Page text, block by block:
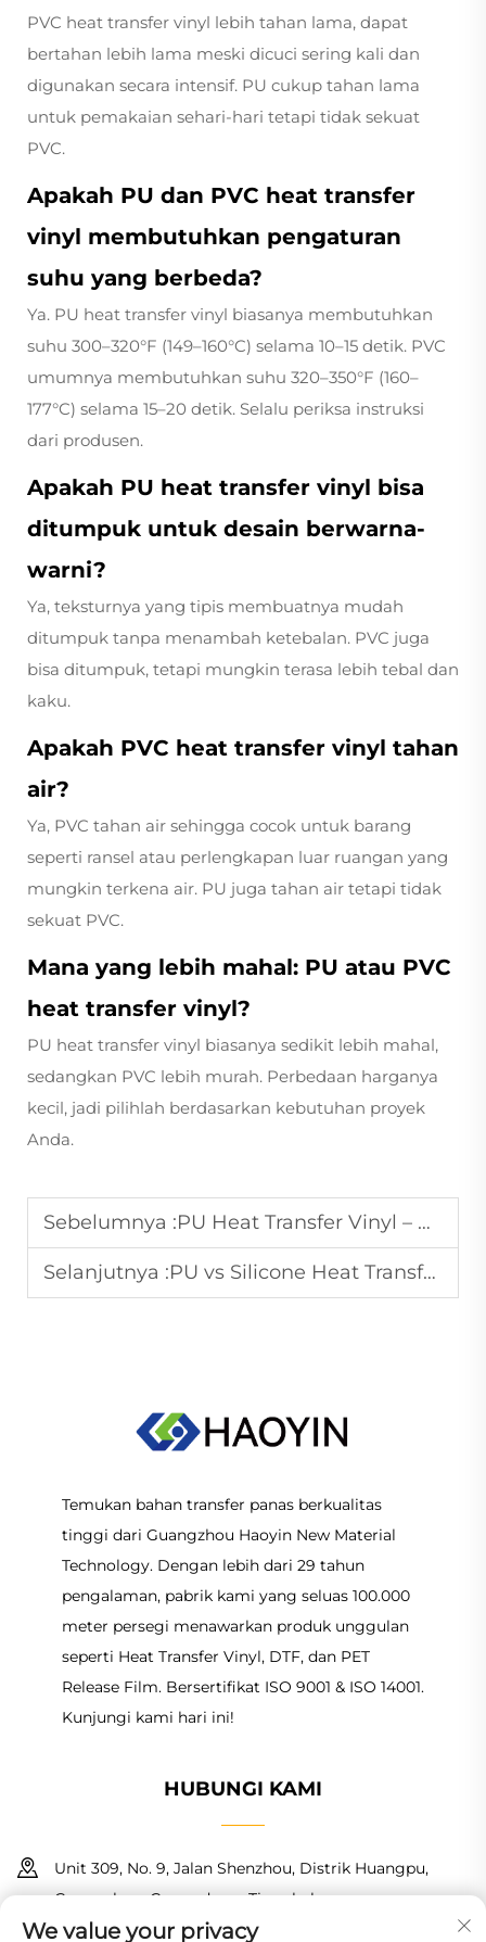
PVC heat transfer vinyl lebih tahan lama, dapat
bertahan lebih lama meski dicuci sering kali dan
digunakan secara intensif. PU cukup tahan lama
untuk pemakaian sehari-hari tetapi tidak sekuat
PVC.
Apakah PU dan PVC heat transfer
vinyl membutuhkan pengaturan
suhu yang berbeda?
Ya. PU heat transfer vinyl biasanya membutuhkan
suhu 300–320°F (149–160°C) selama 10–15 detik. PVC
umumnya membutuhkan suhu 320–350°F (160–
177°C) selama 15–20 detik. Selalu periksa instruksi
dari produsen.
Apakah PU heat transfer vinyl bisa
ditumpuk untuk desain berwarna-
warni?
Ya, teksturnya yang tipis membuatnya mudah
ditumpuk tanpa menambah ketebalan. PVC juga
bisa ditumpuk, tetapi mungkin terasa lebih tebal dan
kaku.
Apakah PVC heat transfer vinyl tahan
air?
Ya, PVC tahan air sehingga cocok untuk barang
seperti ransel atau perlengkapan luar ruangan yang
mungkin terkena air. PU juga tahan air tetapi tidak
sekuat PVC.
Mana yang lebih mahal: PU atau PVC
heat transfer vinyl?
PU heat transfer vinyl biasanya sedikit lebih mahal,
sedangkan PVC lebih murah. Perbedaan harganya
kecil, jadi pilihlah berdasarkan kebutuhan proyek
Anda.
Sebelumnya :PU Heat Transfer Vinyl – Apakah Anda Memilih yang Terbaik?
Selanjutnya :PU vs Silicone Heat Transfer Vinyl: Apakah Anda Menggunakan yang Tepat?
Temukan bahan transfer panas berkualitas
tinggi dari Guangzhou Haoyin New Material
Technology. Dengan lebih dari 29 tahun
pengalaman, pabrik kami yang seluas 100.000
meter persegi menawarkan produk unggulan
seperti Heat Transfer Vinyl, DTF, dan PET
Release Film. Bersertifikat ISO 9001 & ISO 14001.
Kunjungi kami hari ini!
HUBUNGI KAMI
Unit 309, No. 9, Jalan Shenzhou, Distrik Huangpu,
Guangzhou, Guangdong, Tiongkok
We value your privacy